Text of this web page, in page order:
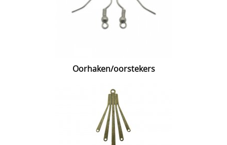
Oorhaken/oorstekers